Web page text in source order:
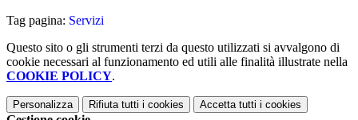
Tag pagina: Servizi
Questo sito o gli strumenti terzi da questo utilizzati si avvalgono di
cookie necessari al funzionamento ed utili alle finalità illustrate nella
COOKIE POLICY.
Personalizza Rifiuta tutti i cookies Accetta tutti i cookies